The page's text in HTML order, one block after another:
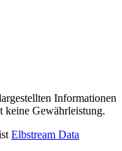
Informationen
keine Gewährleistung.
Elbstream Data